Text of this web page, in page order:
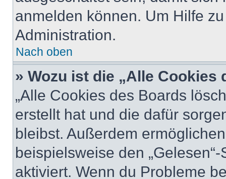
anmelden können. Um Hilfe
Administration.
Nach oben
» Wozu ist die „Alle
„Alle Cookies des Boards
erstellt hat und die dafür
bleibst. Außerdem
beispielsweise den
aktiviert. Wenn du Probleme